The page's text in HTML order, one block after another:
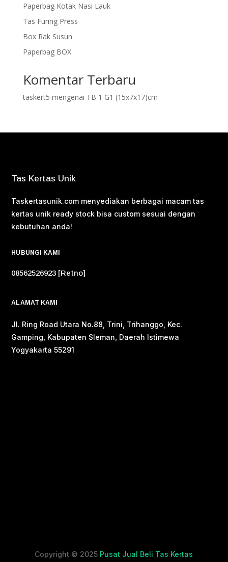
Paperbag Kotak Nasi Lauk
Tas Furing Press
Box Rak Susun
Paperbag BOX
Komentar Terbaru
taskert5 mengenai TB 1 G1 (15x7x17)cm
Tas Kertas Unik
Taskertasunik.com menyediakan berbagai macam tas
kertas unik ready stock bisa custom sesuai dengan
kebutuhan anda!
HUBUNGI KAMI
08562526923 [Retno]
ALAMAT KAMI
Jl. Ring Road Utara No.88, Trini, Trihanggo, Kec.
Gamping, Kabupaten Sleman, Daerah Istimewa
Yogyakarta 55291
Copyright © 2025 Pusat Jual Beli Tas Kertas